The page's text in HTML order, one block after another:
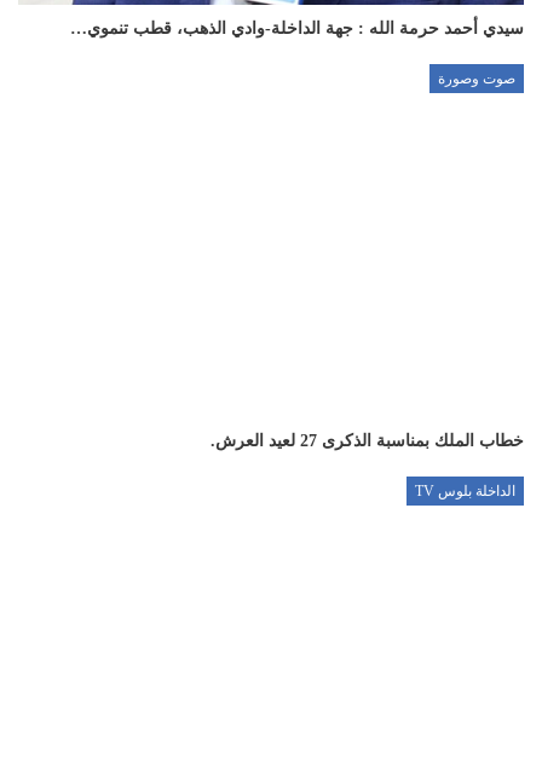
سيدي أحمد حرمة الله : جهة الداخلة-وادي الذهب، قطب تنموي…
صوت وصورة
خطاب الملك بمناسبة الذكرى 27 لعيد العرش.
الداخلة بلوس TV